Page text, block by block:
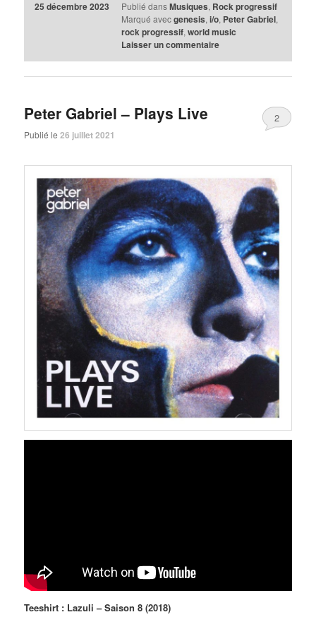
25 décembre 2023 Publié dans Musiques, Rock progressif
Marqué avec genesis, i/o, Peter Gabriel,
rock progressif, world music
Laisser un commentaire
Peter Gabriel – Plays Live
Publié le26 juillet 2021
2
Teeshirt : Lazuli – Saison 8 (2018)